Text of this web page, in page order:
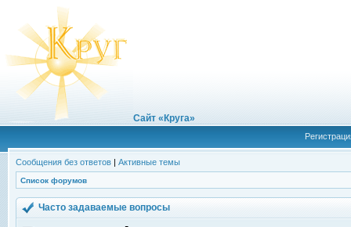
Сайт «Круга»
Сообщения без ответов | Активные темы
Список форумов
Часто задаваемые вопросы